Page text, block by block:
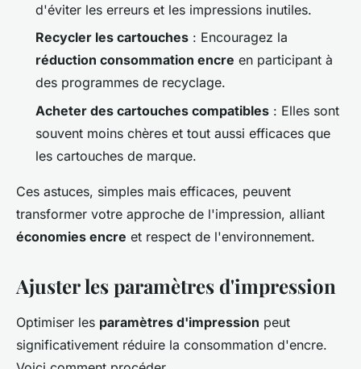
d'éviter les erreurs et les impressions inutiles.
Recycler les cartouches : Encouragez la
réduction consommation encre en participant à
des programmes de recyclage.
Acheter des cartouches compatibles : Elles sont
souvent moins chères et tout aussi efficaces que
les cartouches de marque.
Ces astuces, simples mais efficaces, peuvent
transformer votre approche de l'impression, alliant
économies encre et respect de l'environnement.
Ajuster les paramètres d'impression
Optimiser les paramètres d'impression peut
significativement réduire la consommation d'encre.